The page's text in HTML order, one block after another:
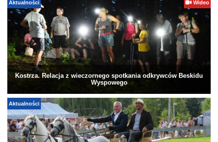
Aktualności Wideo
Kostrza. Relacja z wieczornego spotkania odkrywców Beskidu
Wyspowego
Aktualności